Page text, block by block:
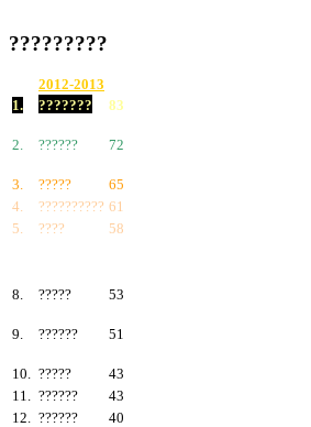
?????????
2012-2013
1.
??????? 83
2. ?????? 72
3. ?????
65
4.
?????????? 61
5.
????
58
8.
????? 53
9. ?????? 51
10. ?????
43
11. ??????
43
12. ?????? 40